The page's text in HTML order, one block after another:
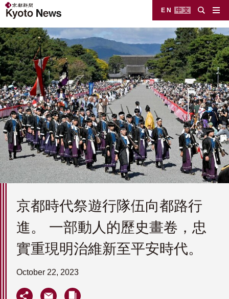
EN 中文
京都時代祭遊行隊伍向都路行
進。 一部動人的歷史畫卷，忠
實重現明治維新至平安時代。
October 22, 2023